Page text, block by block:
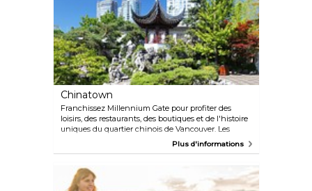
Chinatown
Franchissez Millennium Gate pour profiter des
loisirs, des restaurants, des boutiques et de l'histoire
uniques du quartier chinois de Vancouver. Les
immigrants chinois se sont installés ici pour la
Plus d'informations